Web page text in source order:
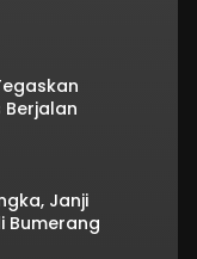
Berjalan
Janji
Bumerang